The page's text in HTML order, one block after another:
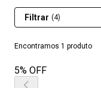
Encontramos 1 produto
Filtrar (4)
5% OFF